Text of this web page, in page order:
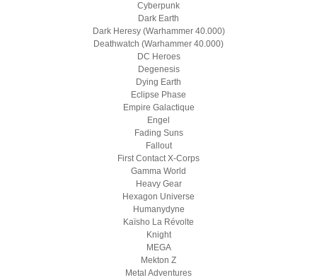
Cyberpunk
Dark Earth
Dark Heresy (Warhammer 40.000)
Deathwatch (Warhammer 40.000)
DC Heroes
Degenesis
Dying Earth
Eclipse Phase
Empire Galactique
Engel
Fading Suns
Fallout
First Contact X-Corps
Gamma World
Heavy Gear
Hexagon Universe
Humanydyne
Kaïsho La Révolte
Knight
MEGA
Mekton Z
Metal Adventures